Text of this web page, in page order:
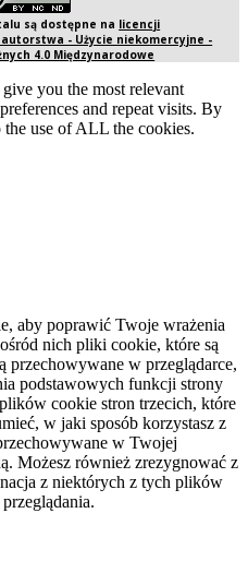
są dostępne na licencji
- Użycie niekomercyjne -
4.0 Międzynarodowe
you the most relevant
and repeat visits. By
use of ALL the cookies.
aby poprawić Twoje wrażenia
nich pliki cookie, które są
przechowywane w przeglądarce,
podstawowych funkcji strony
cookie stron trzecich, które
w jaki sposób korzystasz z
w Twojej
Możesz również zrezygnować z
z niektórych z tych plików